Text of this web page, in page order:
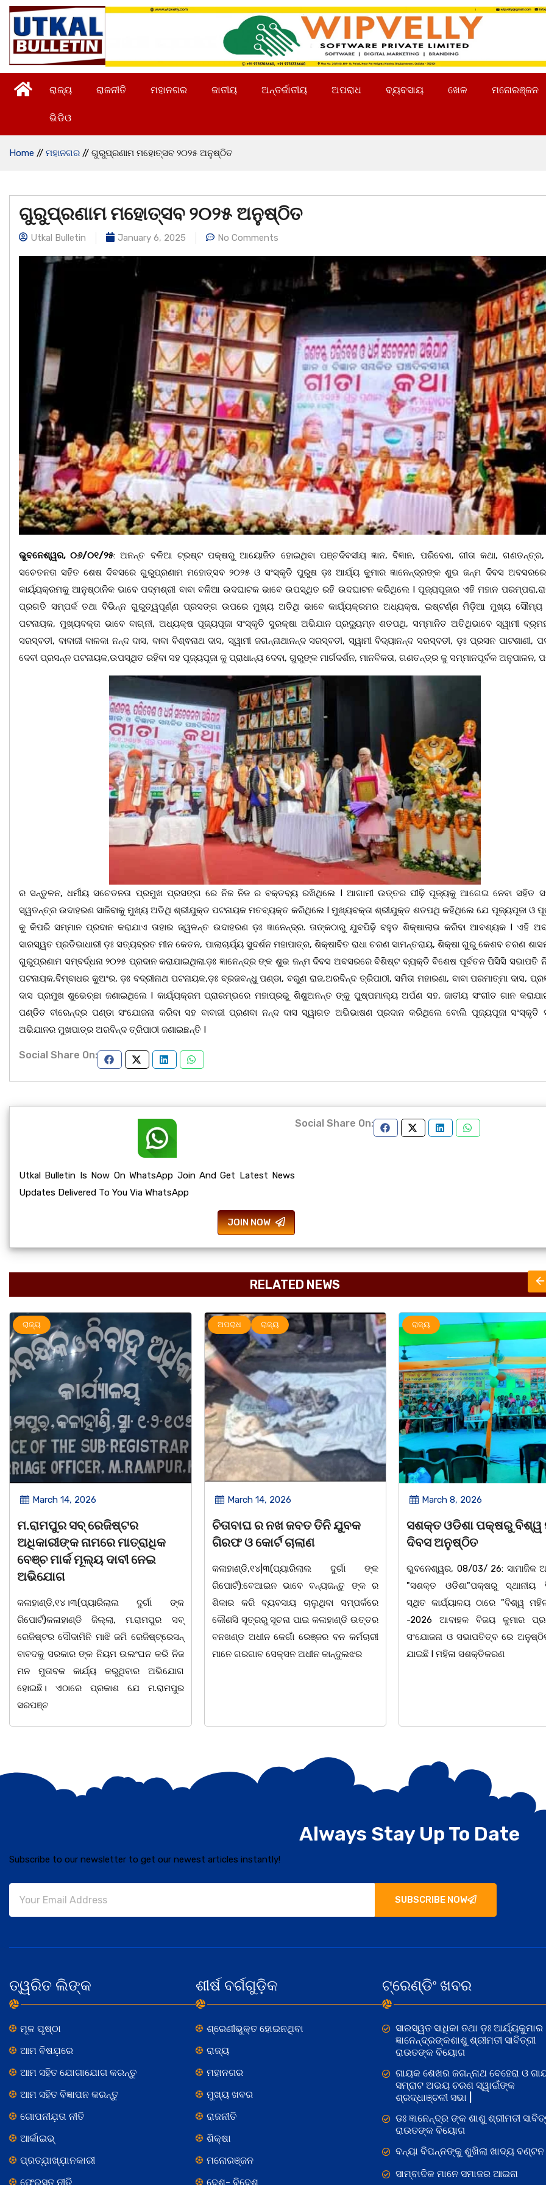
ରାଜ୍ୟ ରାଜନୀତି ମହାନଗର ଜାତୀୟ ଅନ୍ତର୍ଜାତୀୟ ଅପରାଧ ବ୍ୟବସାୟ ଖେଳ ମନୋରଞ୍ଜନ
ଭିଡିଓ
Home // ମହାନଗର // ଗୁରୁପ୍ରଣାମ ମହୋତ୍ସବ ୨୦୨୫ ଅନୁଷ୍ଠିତ
ଗୁରୁପ୍ରଣାମ ମହୋତ୍ସବ ୨୦୨୫ ଅନୁଷ୍ଠିତ
Utkal Bulletin January 6, 2025 No Comments
ଭୁବନେଶ୍ୱର, ୦୬/୦୧/୨୫: ଅନନ୍ତ ବଳିଆ ଟ୍ରଷ୍ଟ ପକ୍ଷରୁ ଆୟୋଜିତ ହୋଇଥିବା ପଞ୍ଚଦିବସୀୟ ଜ୍ଞାନ, ବିଜ୍ଞାନ, ପରିବେଶ, ଗୀତା କଥା, ଗଣତନ୍ତ୍ର,
ସଚେତନତା ସହିତ ଶେଷ ଦିବସରେ ଗୁରୁପ୍ରଣାମ ମହୋତ୍ସବ ୨୦୨୫ ଓ ସଂସ୍କୃତି ପୁରୁଷ ଡ଼ଃ ଆର୍ୟ୍ୟ କୁମାର ଜ୍ଞାନେନ୍ଦ୍ରଙ୍କ ଶୁଭ ଜନ୍ମ ଦିବସ
କାର୍ୟ୍ୟକ୍ରମକୁ ଆନୁଷ୍ଠାନିକ ଭାବେ ପଦ୍ମଶ୍ରୀ ବାବା ବଳିଆ ଉଦଘାଟକ ଭାବେ ଉପସ୍ଥିତ ରହି ଉଦଘାଟନ କରିଥିଲେ I ପୂଜ୍ୟପୂଜାର ଏହି ମହାନ
ପ୍ରଗତି ସମ୍ପର୍କ ତଥା ବିଭିନ୍ନ ଗୁରୁତ୍ୱପୂର୍ଣ୍ଣ ପ୍ରସଙ୍ଗ ଉପରେ ମୁଖ୍ୟ ଅତିଥି ଭାବେ କାର୍ୟ୍ୟକ୍ରମର ଅଧ୍ୟକ୍ଷ, ଇଷ୍ଟର୍ଣ୍ଣ ମିଡ଼ିଆ ମୁଖ୍ୟ ସୌମ୍ୟ
ପଟନାୟକ, ମୁଖ୍ୟବକ୍ତା ଭାବେ ବାଗ୍ନୀ, ଅଧ୍ୟକ୍ଷ ପୂଜ୍ୟପୂଜା ସଂସ୍କୃତି ସୁରକ୍ଷା ଅଭିଯାନ ପ୍ରଦ୍ୟୁମ୍ନ ଶତପଥି, ସମ୍ମାନିତ ଅତିଥିଭାବେ ସ୍ୱାମୀ
ସରସ୍ବତୀ, ବାବାଜୀ ବାଳକା ନନ୍ଦ ଦାସ, ବାବା ବିଶ୍ଵନାଥ ଦାସ, ସ୍ୱାମୀ ଜଗନ୍ନାଥାନନ୍ଦ ସରସ୍ବତୀ, ସ୍ୱାମୀ ବିଦ୍ୟାନନ୍ଦ ସରସ୍ବତୀ, ଡ଼ଃ ପ୍ରସନ ପାଟଶାଣୀ,
ଦେବୀ ପ୍ରସନ୍ନ ପଟନାୟକ,ଉପସ୍ଥିତ ରହିବା ସହ ପୂଜ୍ୟପୂଜା କୁ ପ୍ରାଧାନ୍ୟ ଦେବା, ଗୁରୁଙ୍କ ମାର୍ଗଦର୍ଶନ, ମାନବିକତା, ଗଣତନ୍ତ୍ର କୁ ସମ୍ମାନପୂର୍ବକ ଅନୁପାଳନ,
ର ସନ୍ତୁଳନ, ଧର୍ମୀୟ ସଚେତନତା ପ୍ରମୁଖ ପ୍ରସଙ୍ଗ ରେ ନିଜ ନିଜ ର ବକ୍ତବ୍ୟ ରଖିଥିଲେ I ଆଗାମୀ ଉତ୍ତର ପୀଢ଼ି ପୂଜ୍ୟକୁ ଆଗେଇ ନେବା ସହିତ
ସ୍ୱତନ୍ତ୍ର ଉଦାହରଣ ସାଜିବାକୁ ମୁଖ୍ୟ ଅତିଥି ଶ୍ରୀଯୁକ୍ତ ପଟନାୟକ ମତବ୍ୟକ୍ତ କରିଥିଲେ I ମୁଖ୍ୟବକ୍ତା ଶ୍ରୀଯୁକ୍ତ ଶତପଥି କହିଥିଲେ ଯେ ପୂଜ୍ୟପୂଜା ଓ
କୁ କିପରି ସମ୍ମାନ ପ୍ରଦାନ କରାଯାଏ ତାହାର ଜ୍ୱଳନ୍ତ ଉଦାହରଣ ଡ଼ଃ ଜ୍ଞାନେନ୍ଦ୍ର. ତାଙ୍କଠାରୁ ଯୁବପିଢ଼ି ବହୁତ ଶିକ୍ଷାଲାଭ କରିବା ଆବଶ୍ୟକ I ଏହି
ସାରସ୍ୱତ ପ୍ରତିଭାଧାରୀ ଡ଼ଃ ସତ୍ୟବ୍ରତ ମୀନ କେତନ, ପାଲାଚାର୍ୟ୍ୟ ସୁଦର୍ଶନ ମହାପାତ୍ର, ଶିକ୍ଷାବିତ ରାଧା ଚରଣ ସାମନ୍ତରାୟ, ଶିକ୍ଷା ଗୁରୁ କେଶବ ଚରଣ
ଗୁରୁପ୍ରଣାମ ସମ୍ବର୍ଦ୍ଧନା ୨୦୨୫ ପ୍ରଦାନ କରାଯାଇଥିଲା.ଡ଼ଃ ଜ୍ଞାନେନ୍ଦ୍ର ଙ୍କ ଶୁଭ ଜନ୍ମ ଦିବସ ଅବସରରେ ବିଶିଷ୍ଟ ବ୍ୟକ୍ତି ବିଶେଷ ପୂର୍ବତନ ପିସିସି ସଭାପତି
ପଟନାୟକ,ବିମ୍ବାଧର କୁଅଂର, ଡ଼ଃ ବଦ୍ରୀନାଥ ପଟନାୟକ,ଡ଼ଃ ବ୍ରଜବନ୍ଧୁ ପଣ୍ଡା, ବରୁଣ ରାଜ,ଅରବିନ୍ଦ ତ୍ରିପାଠୀ, ସମିତା ମହାରଣା, ବାବା ପରମାତ୍ମା ଦାସ,
ଦାସ ପ୍ରମୁଖ ଶୁଭେଚ୍ଛା ଜଣାଇଥିଲେ I କାର୍ୟ୍ୟକ୍ରମ ପ୍ରାରମ୍ଭରେ ମହାପ୍ରଭୁ ଶିଶୁଅନନ୍ତ ଙ୍କୁ ପୁଷ୍ପମାଲ୍ୟ ଅର୍ପଣ ସହ, ଜାତୀୟ ସଂଗୀତ ଗାନ
ପଣ୍ଡିତ ବୀରେନ୍ଦ୍ର ପଣ୍ଡା ସଂଯୋଜନା କରିବା ସହ ବାବାଜୀ ପ୍ରଣବା ନନ୍ଦ ଦାସ ସ୍ୱାଗତ ଅଭିଭାଷଣ ପ୍ରଦାନ କରିଥିଲେ ବୋଲି ପୂଜ୍ୟପୂଜା ସଂସ୍କୃତି
ଅଭିଯାନର ମୁଖପାତ୍ର ଅରବିନ୍ଦ ତ୍ରିପାଠୀ ଜଣାଇଛନ୍ତି I
Social Share On:
Utkal Bulletin Is Now On WhatsApp Join And Get Latest News
Updates Delivered To You Via WhatsApp
JOIN NOW
Social Share On:
RELATED NEWS
ଅପରାଧ ରାଜ୍ୟ
March 14, 2026
ଚିତାବାଘ ର ନଖ ଜବତ ତିନି ଯୁବକ
ଗିରଫ ଓ କୋର୍ଟ ଚାଲାଣ
କଳାହାଣ୍ଡି,୧୪|୩(ପ୍ୟାରିଲାଲ ଦୁର୍ଗା ଙ୍କ
ଶିକାର କରି ବ୍ୟବସାୟ ଚାଲୁଥିବା ସମ୍ପର୍କରେ
କୌଣସି ସୂତ୍ରରୁ ସୂଚନା ପାଇ କଳାହାଣ୍ଡି ଉତ୍ତର
ବନଖଣ୍ଡ ଅଧୀନ କେଗାଁ ରେଞ୍ଜର ବନ କର୍ମଚାରୀ
ମାନେ ଗରଗାବ ସେକ୍ସନ ଅଧୀନ କାନ୍ଦୁଲଝର
ରାଜ୍ୟ
March 8, 2026
ସଶକ୍ତ ଓଡିଶା ପକ୍ଷରୁ ବିଶ୍ୱ ମହିଳା
ଦିବସ ଅନୁଷ୍ଠିତ
ଭୁବନେଶ୍ୱର, 08/03/ 26: ସାମାଜିକ ଅନୁଷ୍ଠାନ
"ସଶକ୍ତ ଓଡିଶା"ପକ୍ଷରୁ ସ୍ଥାନୀୟ ସିଆରପି
ସ୍ଥିତ କାର୍ଯ୍ୟାଳୟ ଠାରେ "ବିଶ୍ୱ ମହିଳା ଦିବସ
-2026 ଆବାହକ ବିଜୟ କୁମାର ପ୍ରଧାନଙ୍କ
ସଂଯୋଜନା ଓ ସଭାପତିତ୍ବ ରେ ଅନୁଷ୍ଠିତ ହୋଇ
ଯାଇଛି l ମହିଳା ସଶକ୍ତିକରଣ
ରାଜ୍ୟ
March 8, 2026
ଆନ୍ତର୍ଜାତୀୟ ମହିଳା ଦିବସ
ଉପଲକ୍ଷେ ନାଟକ ‘ଖାଣ୍ଟି
ଚିଲିକା: ଆନ୍ତର୍ଜାତୀୟ ମହିଳା
ଅବସରରେ ବାଲୁଗାଁସ୍ଥିତ ମା'
ନିକେତନ ର ଓଡ଼ିଆ ଅସ୍ମିତା ଉପରେ
ନାଟକ "ଖାଣ୍ଟି ସୁନା" ଗୈ।ରୀ
ପ୍ରତିଷ୍ଠାନ, ଖୋର୍ଦ୍ଧା ଆନୁକୁଲ୍ୟରେ
ହୋଇଯାଇଛି। ଡ଼ଃ ପ୍ରଦୀପ ଭୈମିକ ଙ୍କ
Always Stay Up To Date
Subscribe to our newsletter to get our newest articles instantly!
SUBSCRIBE NOW
ତ୍ୱରିତ ଲିଙ୍କ
ମୂଳ ପୃଷ୍ଠା
ଆମ ବିଷଯ଼ରେ
ଆମ ସହିତ ଯୋଗାଯୋଗ କରନ୍ତୁ
ଆମ ସହିତ ବିଜ୍ଞାପନ କରନ୍ତୁ
ଗୋପନୀଯ଼ତା ନୀତି
ଆର୍କାଇଭ୍
ପ୍ରତ୍ଯ଼ାଖ୍ଯ଼ାନକାରୀ
ଫେରସ୍ତ ନୀତି
ଶୀର୍ଷ ବର୍ଗଗୁଡ଼ିକ
ଶ୍ରେଣୀଭୁକ୍ତ ହୋଇନଥିବା
ରାଜ୍ୟ
ମହାନଗର
ମୁଖ୍ୟ ଖବର
ରାଜନୀତି
ଶିକ୍ଷା
ମନୋରଞ୍ଜନ
ଦେଶ- ବିଦେଶ
ଟ୍ରେଣ୍ଡିଂ ଖବର
ସାରସ୍ୱତ ସାଧିକା ତଥା ଡ଼ଃ ଆର୍ଯ୍ୟକୁମାର
ଜ୍ଞାନେନ୍ଦ୍ରଙ୍କଶାଶୁ ଶ୍ରୀମତୀ ସାବିତ୍ରୀ
ରାଉତଙ୍କ ବିୟୋଗ
ଗାୟକ ଶେଖର ଜଗନ୍ନାଥ ବେହେରା ଓ
ସମ୍ରାଟ ଅଭୟ ଚରଣ ସ୍ୱାଇଁଙ୍କ
ଶ୍ରଦ୍ଧାଞ୍ଚଳୀ ସଭା |
ଡଃ ଜ୍ଞାନେନ୍ଦ୍ର ଙ୍କ ଶାଶୁ ଶ୍ରୀମତୀ
ରାଉତଙ୍କ ବିୟୋଗ
ବନ୍ୟା ବିପନ୍ନଙ୍କୁ ଶୁଖିଲା ଖାଦ୍ୟ ବଣ୍ଟନ
ସାମ୍ବାଦିକ ମାନେ ସମାଜର ଆଇନା